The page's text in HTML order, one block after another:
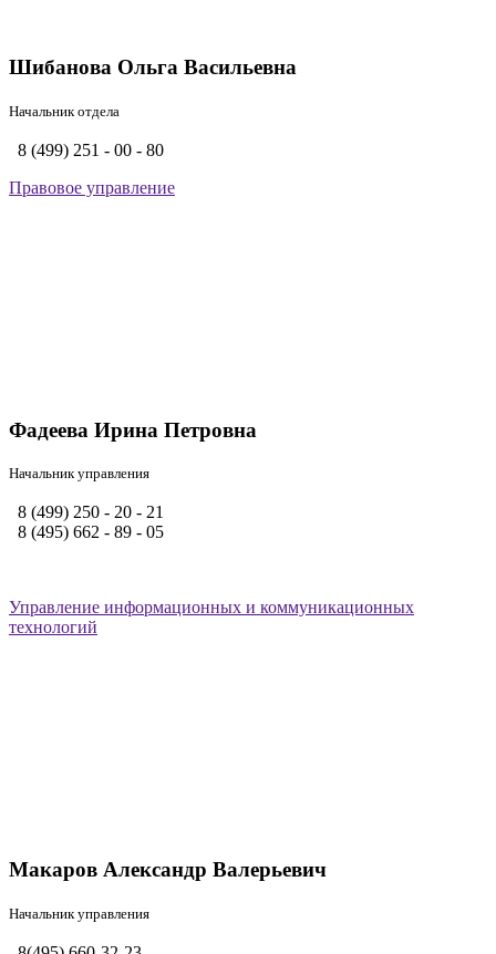
Шибанова Ольга Васильевна
Начальник отдела
8 (499) 251 - 00 - 80
Правовое управление
Фадеева Ирина Петровна
Начальник управления
8 (499) 250 - 20 - 21
8 (495) 662 - 89 - 05
Управление информационных и коммуникационных
технологий
Макаров Александр Валерьевич
Начальник управления